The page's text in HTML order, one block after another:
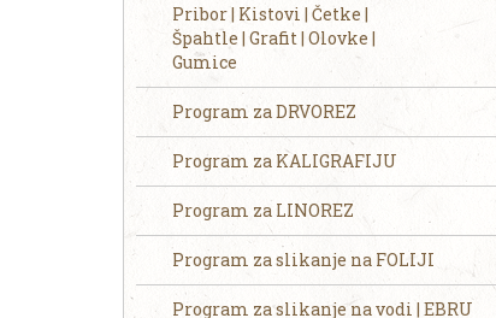
Pribor | Kistovi | Četke |
Špahtle | Grafit | Olovke |
Gumice
Program za DRVOREZ
Program za KALIGRAFIJU
Program za LINOREZ
Program za slikanje na FOLIJI
Program za slikanje na vodi | EBRU